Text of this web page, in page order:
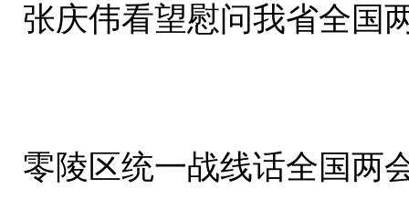
张庆伟看望慰问我省全国
零陵区统一战线话全国两